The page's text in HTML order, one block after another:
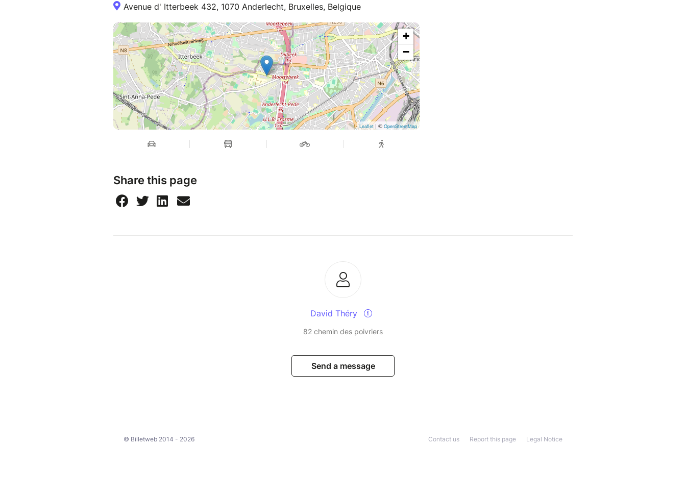
Avenue d' Itterbeek 432, 1070 Anderlecht, Bruxelles, Belgique
+
−
Leaflet| © OpenStreetMap
Share this page
David Théry
82 chemin des poivriers
Send a message
© Billetweb 2014 - 2026 Legal Notice
Report this page
Contact us